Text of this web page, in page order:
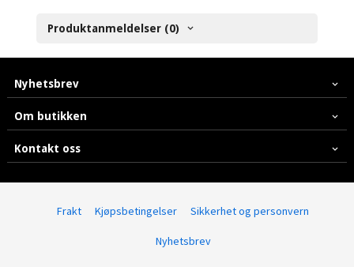
Produktanmeldelser (0)
Nyhetsbrev
Om butikken
Kontakt oss
Frakt Kjøpsbetingelser Sikkerhet og personvern
Nyhetsbrev